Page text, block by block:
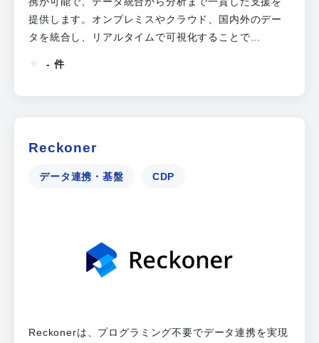
提供します。オンプレミスやクラウド、国内外のデー
タを統合し、リアルタイムで可視化することで...
- 件
Reckoner
データ連携・基盤 CDP
Reckonerは、プログラミング不要でデータ連携を実現